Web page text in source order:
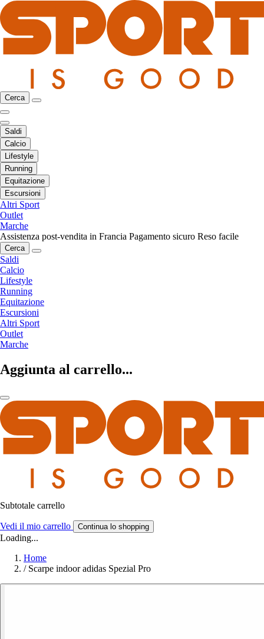
Cerca
Saldi
Calcio
Lifestyle
Running
Equitazione
Escursioni
Altri Sport
Outlet
Marche
Assistenza post-vendita in Francia Pagamento sicuro Reso facile
Cerca
Saldi
Calcio
Lifestyle
Running
Equitazione
Escursioni
Altri Sport
Outlet
Marche
Aggiunta al carrello...
Subtotale carrello
Vedi il mio carrello Continua lo shopping
Loading...
Home
/ Scarpe indoor adidas Spezial Pro